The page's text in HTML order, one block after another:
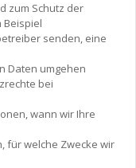
zum Schutz der
Beispiel
senden, eine
Daten umgehen
bei
wann wir Ihre
für welche Zwecke wir